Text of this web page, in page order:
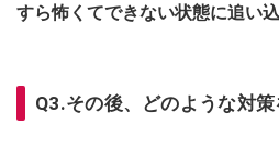
すら怖くてできない状態に追い
Q3.その後、どのような対策